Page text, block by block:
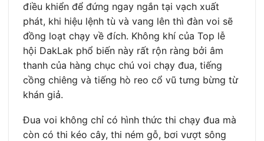
điều khiển để đứng ngay ngắn tại vạch xuất
phát, khi hiệu lệnh tù và vang lên thì đàn voi sẽ
đồng loạt chạy về đích. Không khí của Top lễ
hội DakLak phổ biến này rất rộn ràng bởi âm
thanh của hàng chục chú voi chạy đua, tiếng
cồng chiêng và tiếng hò reo cổ vũ tưng bừng từ
khán giả.
Đua voi không chỉ có hình thức thi chạy đua mà
còn có thi kéo cây, thi ném gỗ, bơi vượt sông